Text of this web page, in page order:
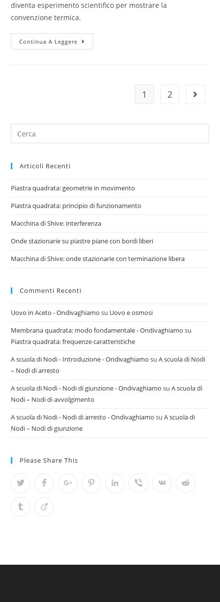
diventa esperimento scientifico per mostrare la
convenzione termica.
Continua A Leggere
Brillantini
1 2 Vai alla
Search
for:
Articoli Recenti
Piastra quadrata: geometrie in movimento
Piastra quadrata: principio di funzionamento
Macchina di Shive: interferenza
Onde stazionarie su piastre piane con bordi liberi
Macchina di Shive: onde stazionarie con terminazione libera
Commenti Recenti
Uovo in Aceto - Ondivaghiamo su Uovo e osmosi
Membrana quadrata: modo fondamentale - Ondivaghiamo su
Piastra quadrata: frequenze caratteristiche
A scuola di Nodi - Introduzione - Ondivaghiamo suA scuola di Nodi
– Nodi di arresto
A scuola di Nodi - Nodi di giunzione - Ondivaghiamo suA scuola di
Nodi – Nodi di avvolgimento
A scuola di Nodi - Nodi di arresto - Ondivaghiamo suA scuola di
Nodi – Nodi di giunzione
Please Share This